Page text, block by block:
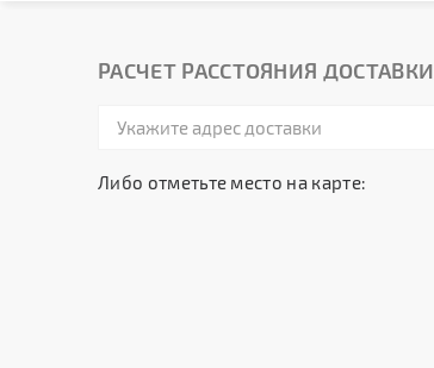
РАСЧЕТ РАССТОЯНИЯ ДОСТАВКИ
Либо отметьте место на карте: